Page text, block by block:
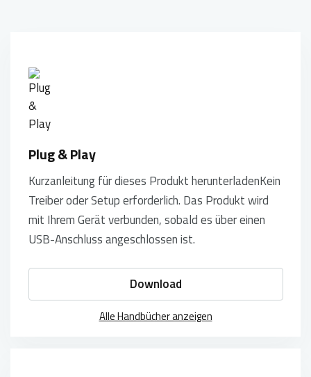
Plug & Play
Kurzanleitung für dieses Produkt herunterladenKein
Treiber oder Setup erforderlich. Das Produkt wird
mit Ihrem Gerät verbunden, sobald es über einen
USB-Anschluss angeschlossen ist.
Download
Alle Handbücher anzeigen